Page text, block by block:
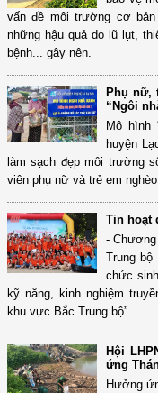
vấn đề môi trường cơ
những hậu quả do lũ lụt,
bệnh... gây nên.
Phụ nữ,
“Ngôi
Mô hình
huyện
làm sạch đẹp môi trường
viên phụ nữ và trẻ em
Tin hoạt
- Chương
Trung
chức
kỹ năng, kinh nghiệm
khu vực Bắc Trung bộ”
Hội
ứng
Hưởng